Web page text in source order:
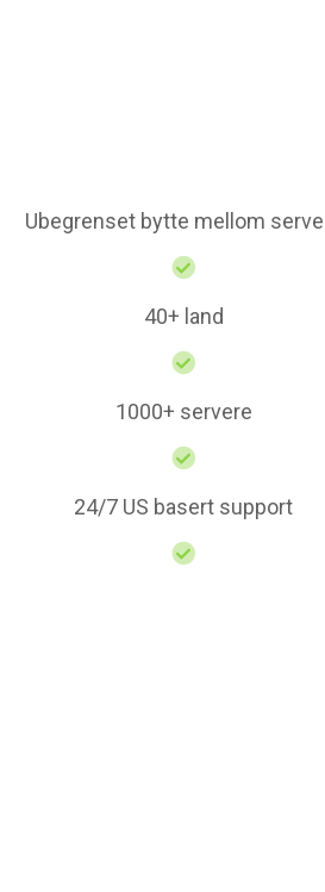
Ubegrenset bytte mellom
40+ land
1000+ servere
24/7 US basert support